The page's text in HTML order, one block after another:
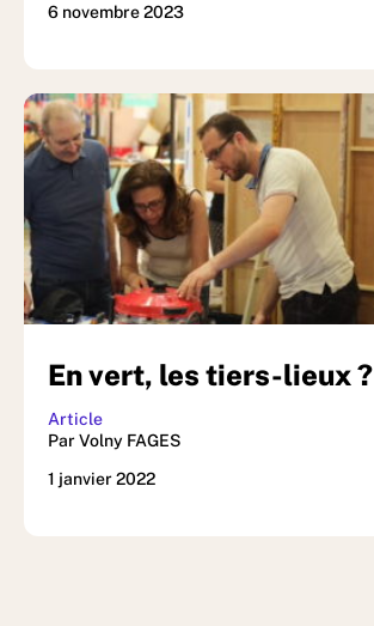
6 novembre 2023
En vert, les tiers-lieux ?
Article
Par Volny FAGES
1 janvier 2022